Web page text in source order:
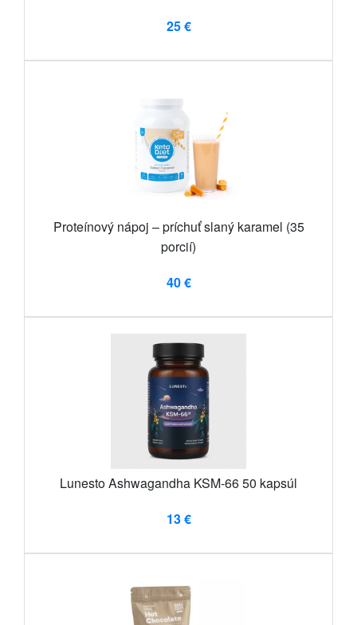
25 €
Proteínový nápoj – príchuť slaný karamel (35
porcií)
40 €
Lunesto Ashwagandha KSM-66 50 kapsúl
13 €